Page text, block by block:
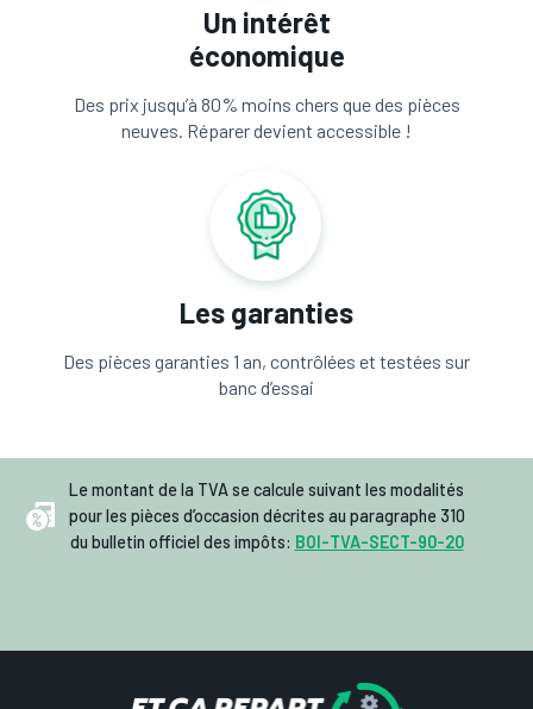
Un intérêt
économique
Des prix jusqu’à 80% moins chers que des pièces
neuves. Réparer devient accessible !
Les garanties
Des pièces garanties 1 an, contrôlées et testées sur
banc d’essai
Le montant de la TVA se calcule suivant les modalités
pour les pièces d’occasion décrites au paragraphe 310
du bulletin officiel des impôts: BOI-TVA-SECT-90-20